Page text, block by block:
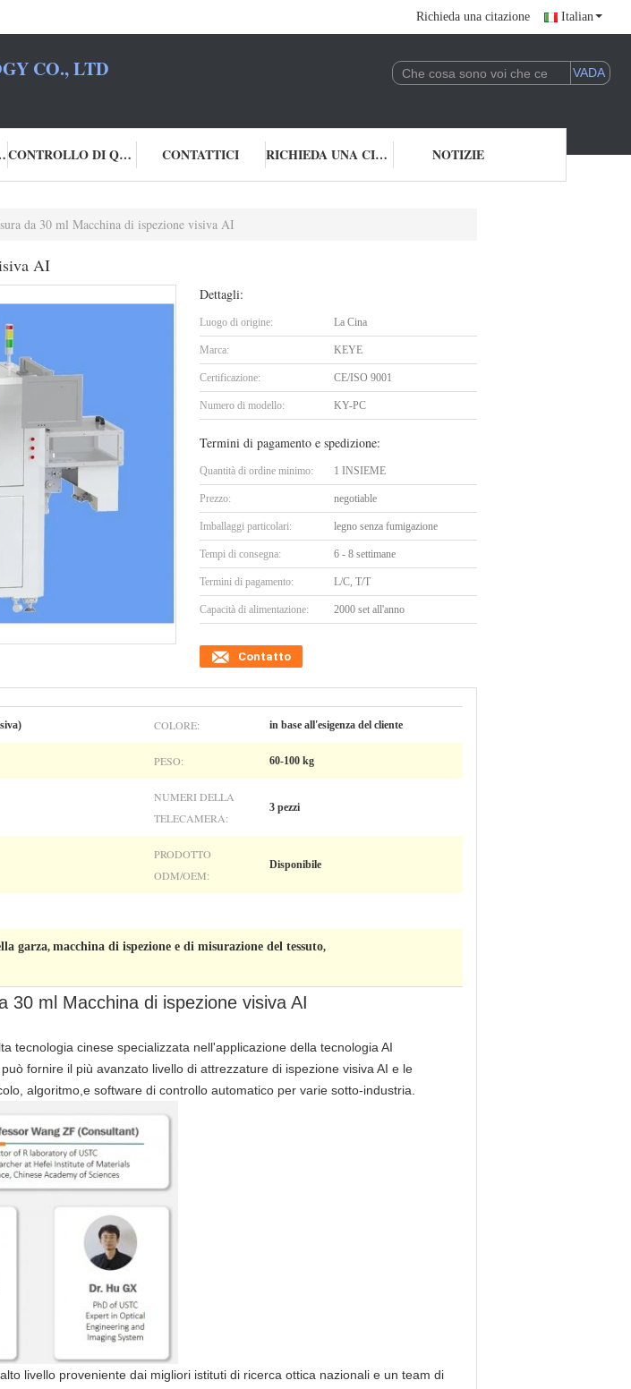
Richieda una citazione Italian
CO., LTD
CONTROLLO DI QUALITÀ CONTATTICI RICHIEDA UNA CITAZIONE NOTIZIE
da 30 ml Macchina di ispezione visiva AI
AI
Dettagli:
Luogo di origine: La Cina
Marca: KEYE
Certificazione: CE/ISO 9001
Numero di modello: KY-PC
Termini di pagamento e spedizione:
Quantità di ordine minimo: 1 INSIEME
Prezzo: negotiable
Imballaggi particolari: legno senza fumigazione
Tempi di consegna: 6 - 8 settimane
Termini di pagamento: L/C, T/T
Capacità di alimentazione: 2000 set all'anno
Contatto
COLORE: in base all'esigenza del cliente
PESO: 60-100 kg
NUMERI DELLA
TELECAMERA:
3 pezzi
PRODOTTO
ODM/OEM:
Disponibile
garza, macchina di ispezione e di misurazione del tessuto,
30 ml Macchina di ispezione visiva AI
tecnologia cinese specializzata nell'applicazione della tecnologia AI
fornire il più avanzato livello di attrezzature di ispezione visiva AI e le
algoritmo,e software di controllo automatico per varie sotto-industria.
livello proveniente dai migliori istituti di ricerca ottica nazionali e un team di